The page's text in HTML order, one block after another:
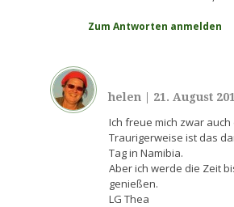
Zum Antworten anmelden
helen| 21. August
Ich freue mich zwar
Traurigerweise ist das
Tag in Namibia.
Aber ich werde die Zeit
genießen.
LG Thea